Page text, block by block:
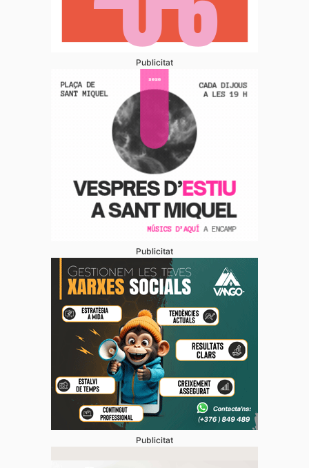
Publicitat
Publicitat
Publicitat